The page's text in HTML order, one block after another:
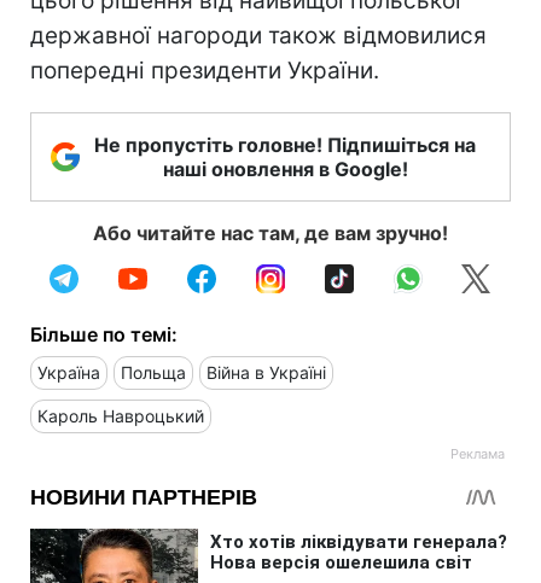
державної нагороди також відмовилися
попередні президенти України.
Не пропустіть головне! Підпишіться на
наші оновлення в Google!
Або читайте нас там, де вам зручно!
Більше по темі:
Україна Польща Війна в Україні
Кароль Навроцький